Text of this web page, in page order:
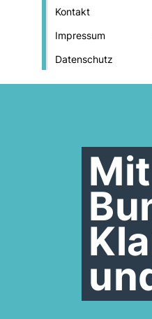
Kontakt
Impressum
Datenschutz